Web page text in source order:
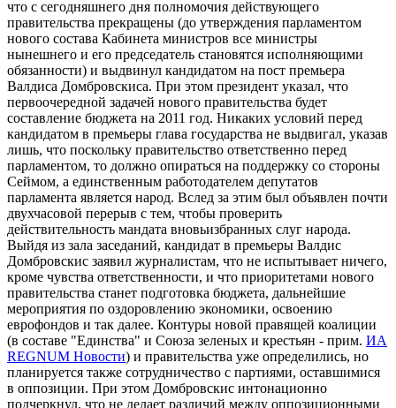
что с сегодняшнего дня полномочия действующего
правительства прекращены (до утверждения парламентом
нового состава Кабинета министров все министры
нынешнего и его председатель становятся исполняющими
обязанности) и выдвинул кандидатом на пост премьера
Валдиса Домбровскиса. При этом президент указал, что
первоочередной задачей нового правительства будет
составление бюджета на 2011 год. Никаких условий перед
кандидатом в премьеры глава государства не выдвигал, указав
лишь, что поскольку правительство ответственно перед
парламентом, то должно опираться на поддержку со стороны
Сеймом, а единственным работодателем депутатов
парламента является народ. Вслед за этим был объявлен почти
двухчасовой перерыв с тем, чтобы проверить
действительность мандата вновьизбранных слуг народа.
Выйдя из зала заседаний, кандидат в премьеры Валдис
Домбровскис заявил журналистам, что не испытывает ничего,
кроме чувства ответственности, и что приоритетами нового
правительства станет подготовка бюджета, дальнейшие
мероприятия по оздоровлению экономики, освоению
еврофондов и так далее. Контуры новой правящей коалиции
(в составе "Единства" и Союза зеленых и крестьян - прим. ИА
REGNUM Новости) и правительства уже определились, но
планируется также сотрудничество с партиями, оставшимися
в оппозиции. При этом Домбровскис интонационно
подчеркнул, что не делает различий между оппозиционными